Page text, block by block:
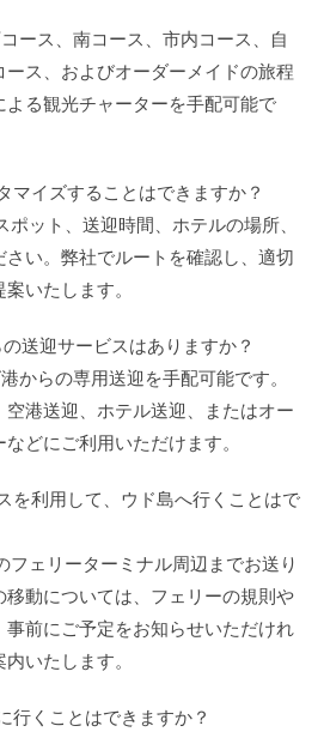
ース、南コース、市内コース、自
ス、およびオーダーメイドの旅程
よる観光チャーターを手配可能で
マイズすることはできますか？
ット、送迎時間、ホテルの場所、
い。弊社でルートを確認し、適切
いたします。
送迎サービスはありますか？
からの専用送迎を手配可能です。
港送迎、ホテル送迎、またはオー
どにご利用いただけます。
を利用して、ウド島へ行くことはで
フェリーターミナル周辺までお送り
移動については、フェリーの規則や
前にご予定をお知らせいただけれ
いたします。
行くことはできますか？